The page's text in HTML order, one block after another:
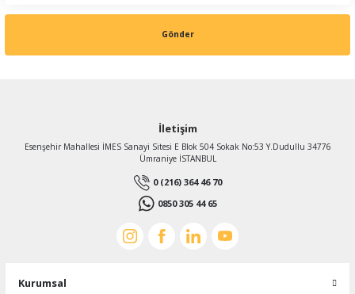
Gönder
İletişim
Esenşehir Mahallesi İMES Sanayi Sitesi E Blok 504 Sokak No:53 Y.Dudullu 34776
Ümraniye İSTANBUL
0 (216) 364 46 70
0850 305 44 65
Kurumsal